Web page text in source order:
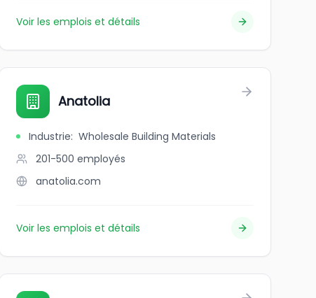
Voir les emplois et détails
Anatolia
Industrie: Wholesale Building Materials
201-500 employés
anatolia.com
Voir les emplois et détails